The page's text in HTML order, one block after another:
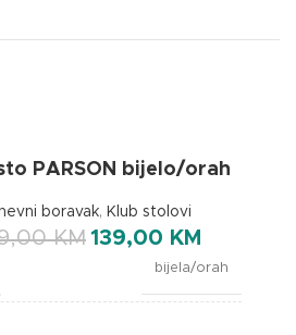
PARSON bijelo/orah
boravak, Klub stolovi
KM 139,00 KM
bijela/orah